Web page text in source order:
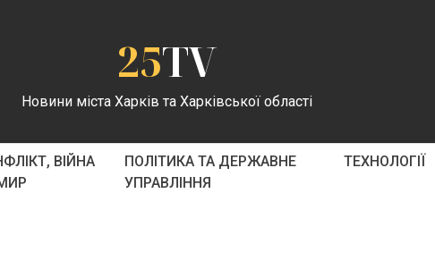
25TV
Новини міста Харків та Харківської області
ВІЙНА
ПОЛІТИКА ТА ДЕРЖАВНЕ
УПРАВЛІННЯ
ТЕХНОЛОГІЇ